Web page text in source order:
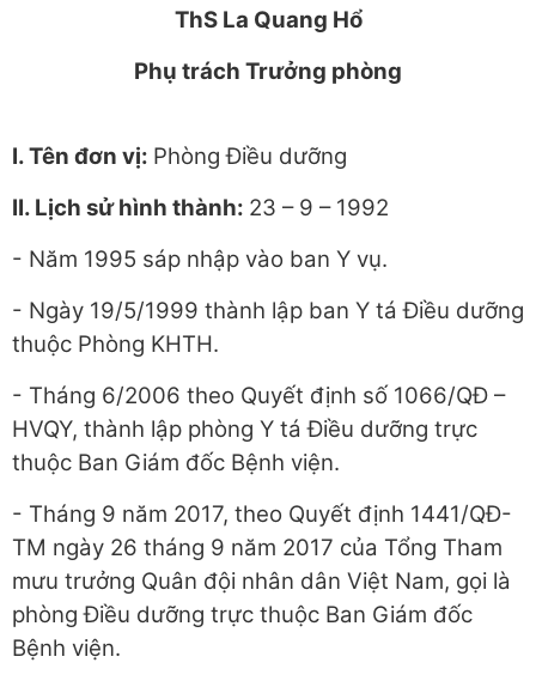
ThS La Quang Hổ
Phụ trách Trưởng phòng
I. Tên đơn vị: Phòng Điều dưỡng
II. Lịch sử hình thành: 23 – 9 – 1992
- Năm 1995 sáp nhập vào ban Y vụ.
- Ngày 19/5/1999 thành lập ban Y tá Điều dưỡng
thuộc Phòng KHTH.
- Tháng 6/2006 theo Quyết định số 1066/QĐ –
HVQY, thành lập phòng Y tá Điều dưỡng trực
thuộc Ban Giám đốc Bệnh viện.
- Tháng 9 năm 2017, theo Quyết định 1441/QĐ-
TM ngày 26 tháng 9 năm 2017 của Tổng Tham
mưu trưởng Quân đội nhân dân Việt Nam, gọi là
phòng Điều dưỡng trực thuộc Ban Giám đốc
Bệnh viện.